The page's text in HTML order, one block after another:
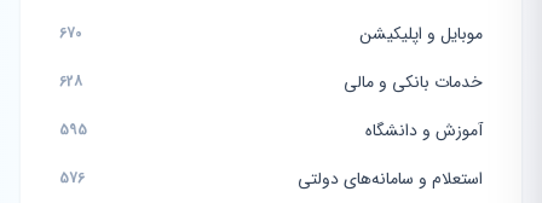
موبایل و اپلیکیشن 670
خدمات بانکی و مالی 628
آموزش و دانشگاه 595
استعلام و سامانه‌های دولتی 576